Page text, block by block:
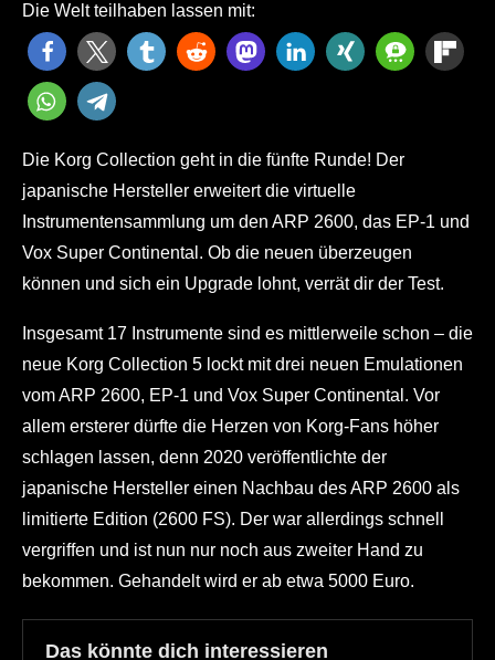
Die Welt teilhaben lassen mit:
Die Korg Collection geht in die fünfte Runde! Der
japanische Hersteller erweitert die virtuelle
Instrumentensammlung um den ARP 2600, das EP-1 und
Vox Super Continental. Ob die neuen überzeugen
können und sich ein Upgrade lohnt, verrät dir der Test.
Insgesamt 17 Instrumente sind es mittlerweile schon – die
neue Korg Collection 5 lockt mit drei neuen Emulationen
vom ARP 2600, EP-1 und Vox Super Continental. Vor
allem ersterer dürfte die Herzen von Korg-Fans höher
schlagen lassen, denn 2020 veröffentlichte der
japanische Hersteller einen Nachbau des ARP 2600 als
limitierte Edition (2600 FS). Der war allerdings schnell
vergriffen und ist nun nur noch aus zweiter Hand zu
bekommen. Gehandelt wird er ab etwa 5000 Euro.
Das könnte dich interessieren